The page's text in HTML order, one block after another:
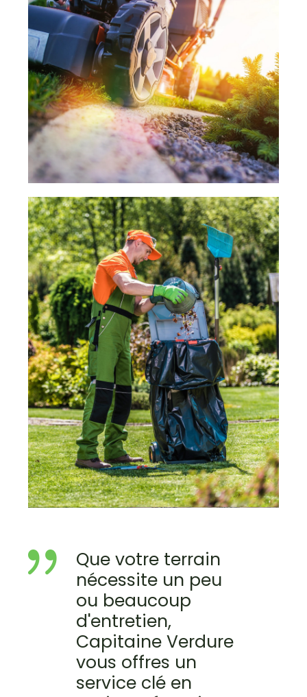
Que votre terrain
nécessite un peu
ou beaucoup
d'entretien,
Capitaine Verdure
vous offres un
service clé en